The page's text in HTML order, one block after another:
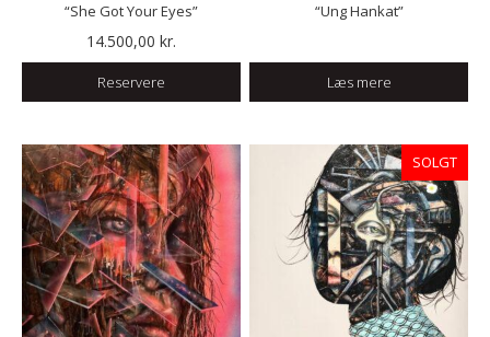
“She Got Your Eyes”
14.500,00 kr.
Reservere
“Ung Hankat”
Læs mere
SOLGT